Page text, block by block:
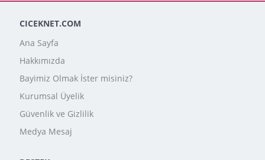
CICEKNET.COM
Ana Sayfa
Hakkımızda
Bayimiz Olmak İster misiniz?
Kurumsal Üyelik
Güvenlik ve Gizlilik
Medya Mesaj